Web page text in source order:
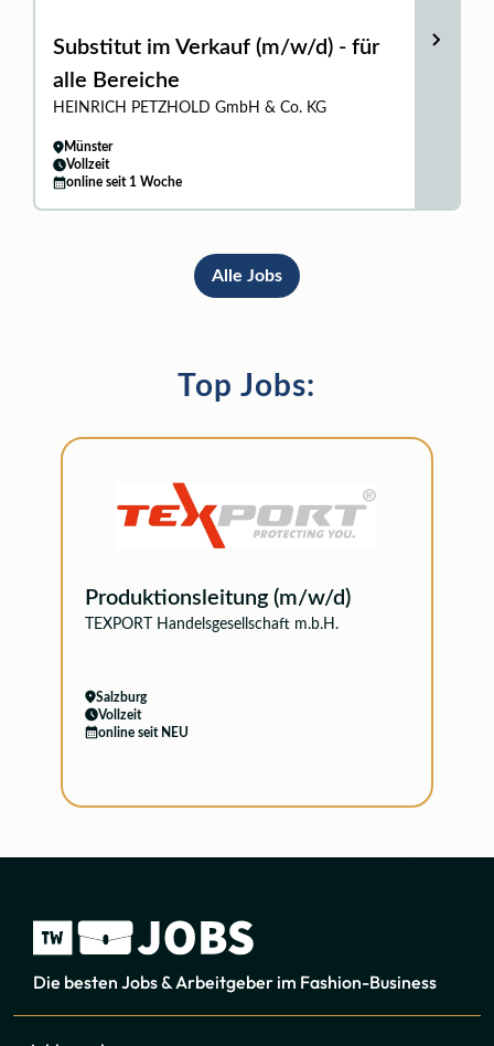
Substitut im Verkauf (m/w/d) - für
alle Bereiche
HEINRICH PETZHOLD GmbH & Co. KG
Münster
Vollzeit
online seit 1 Woche
Alle Jobs
Top Jobs:
Produktionsleitung (m/w/d)
TEXPORT Handelsgesellschaft m.b.H.
Salzburg
Vollzeit
online seit NEU
Die besten Jobs & Arbeitgeber im Fashion-Business